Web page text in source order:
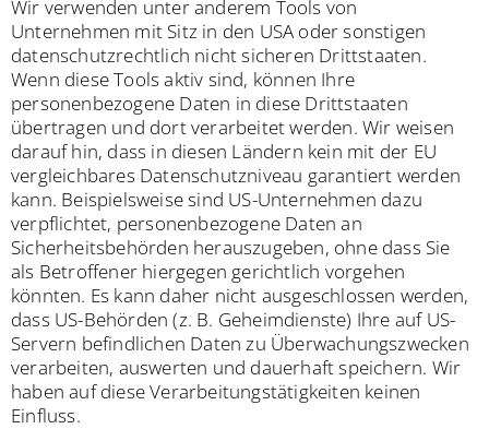
Wir verwenden unter anderem Tools von
Unternehmen mit Sitz in den USA oder sonstigen
datenschutzrechtlich nicht sicheren Drittstaaten.
Wenn diese Tools aktiv sind, können Ihre
personenbezogene Daten in diese Drittstaaten
übertragen und dort verarbeitet werden. Wir weisen
darauf hin, dass in diesen Ländern kein mit der EU
vergleichbares Datenschutzniveau garantiert werden
kann. Beispielsweise sind US-Unternehmen dazu
verpflichtet, personenbezogene Daten an
Sicherheitsbehörden herauszugeben, ohne dass Sie
als Betroffener hiergegen gerichtlich vorgehen
könnten. Es kann daher nicht ausgeschlossen werden,
dass US-Behörden (z. B. Geheimdienste) Ihre auf US-
Servern befindlichen Daten zu Überwachungszwecken
verarbeiten, auswerten und dauerhaft speichern. Wir
haben auf diese Verarbeitungstätigkeiten keinen
Einfluss.